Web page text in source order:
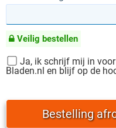
Veilig bestellen
Ja, ik schrijf mij in
Bladen.nl en blijf op de